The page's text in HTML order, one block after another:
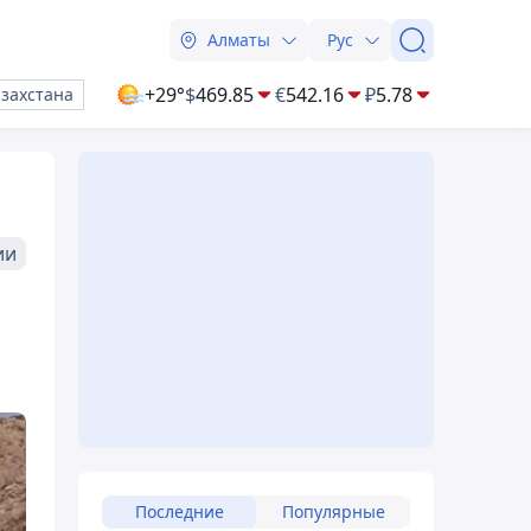
Алматы Рус
+29°$469.85 €542.16 ₽5.78
Последние Популярные